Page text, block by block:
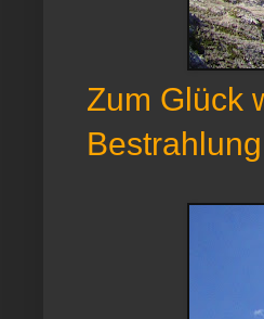
Zum Glück